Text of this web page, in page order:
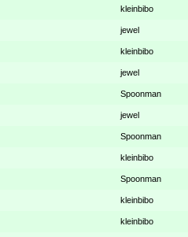
kleinbibo
jewel
kleinbibo
jewel
Spoonman
jewel
Spoonman
kleinbibo
Spoonman
kleinbibo
kleinbibo